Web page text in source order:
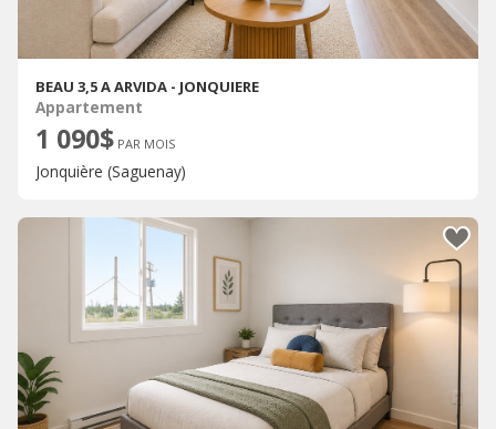
BEAU 3,5 A ARVIDA - JONQUIERE
Appartement
1 090$ PAR MOIS
Jonquière (Saguenay)